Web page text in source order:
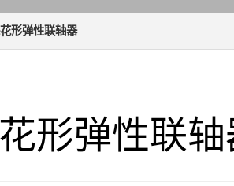
形弹性联轴器
形弹性联轴